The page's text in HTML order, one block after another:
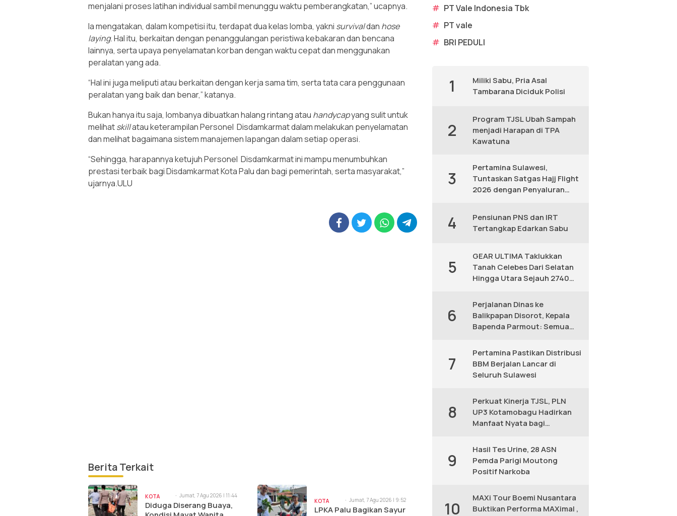
menjalani proses latihan individual sambil menunggu waktu pemberangkatan,” ucapnya.
Ia mengatakan, dalam kompetisi itu, terdapat dua kelas lomba, yakni survivaldan hose
laying. Hal itu, berkaitan dengan penanggulangan peristiwa kebakaran dan bencana
lainnya, serta upaya penyelamatan korban dengan waktu cepat dan menggunakan
peralatan yang ada.
“Hal ini juga meliputi atau berkaitan dengan kerja sama tim, serta tata cara penggunaan
peralatan yang baik dan benar,” katanya.
Bukan hanya itu saja, lombanya dibuatkan halang rintang atau handycapyang sulit untuk
melihatskillatau keterampilan Personel Disdamkarmat dalam melakukan penyelamatan
dan melihat bagaimana sistem manajemen lapangan dalam setiap operasi.
“Sehingga, harapannya ketujuh Personel Disdamkarmat ini mampu menumbuhkan
prestasi terbaik bagi Disdamkarmat Kota Palu dan bagi pemerintah, serta masyarakat,”
ujarnya.ULU
Berita Terkait
KOTA
PALU
Jumat, 7 Agu 2026 | 11:44
am
Diduga Diserang Buaya,
KOTA
PALU
Jumat, 7 Agu 2026 | 9:52
am
LPKA Palu Bagikan Sayur
# PT Vale Indonesia Tbk
# PT vale
# BRI PEDULI
1
Miliki Sabu, Pria Asal
Tambarana Diciduk Polisi
2
Program TJSL Ubah Sampah
menjadi Harapan di TPA
Kawatuna
3
Pertamina Sulawesi,
Tuntaskan Satgas Hajj Flight
2026 dengan Penyaluran
4
Pensiunan PNS dan IRT
Tertangkap Edarkan Sabu
5
GEAR ULTIMA Taklukkan
Tanah Celebes Dari Selatan
Hingga Utara Sejauh 2740
6
Perjalanan Dinas ke
Balikpapan Disorot, Kepala
Bapenda Parmout: Semua
7
Pertamina Pastikan Distribusi
BBM Berjalan Lancar di
Seluruh Sulawesi
8
Perkuat Kinerja TJSL, PLN
UP3 Kotamobagu Hadirkan
Manfaat Nyata bagi
9
Hasil Tes Urine, 28 ASN
Pemda Parigi Moutong
Positif Narkoba
10
MAXi Tour Boemi Nusantara
Buktikan Performa MAXimal ,